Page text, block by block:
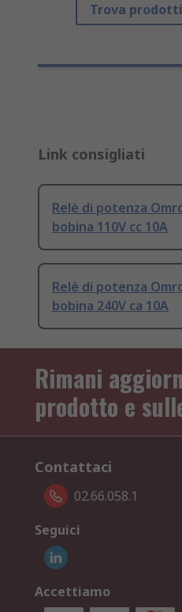
Trova
Link consigliati
Relè di potenza
bobina 110V cc 10A
Relè di potenza
bobina 240V ca 10A
Rimani
prodotto e
Contattaci
02.66.058.1
Seguici
Accettiamo